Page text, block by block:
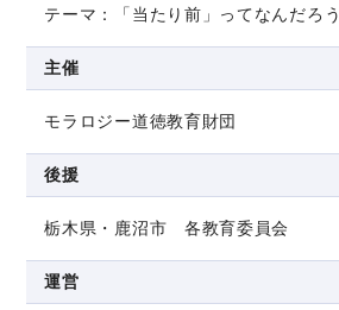
テーマ：「当たり前」ってなんだろう
主催
モラロジー道徳教育財団
後援
栃木県・鹿沼市 各教育委員会
運営